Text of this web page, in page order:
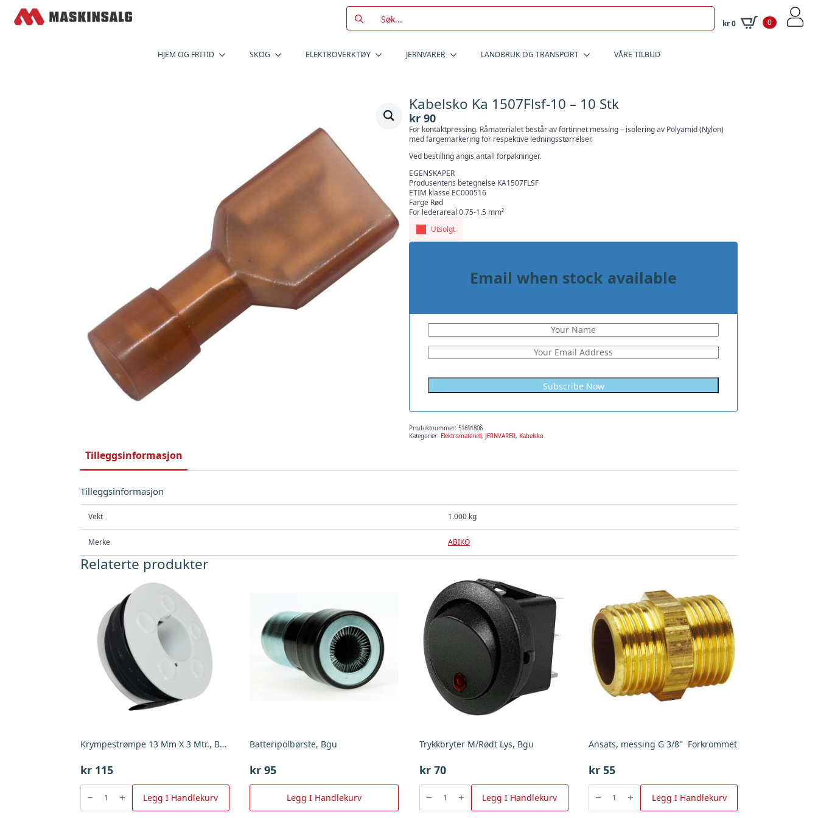
Search
for:
kr0 0
HJEM OG FRITID SKOG ELEKTROVERKTØY JERNVARER LANDBRUK OG TRANSPORT VÅRE TILBUD
Kabelsko Ka 1507Flsf-10 – 10 Stk
kr 90
For kontaktpressing. Råmaterialet består av fortinnet messing – isolering av Polyamid (Nylon)
med fargemarkering for respektive ledningsstørrelser.
Ved bestilling angis antall forpakninger.
EGENSKAPER
Produsentens betegnelse KA1507FLSF
ETIM klasse EC000516
Farge Rød
For lederareal 0.75-1.5 mm²
Utsolgt
Email when stock available
Produktnummer: 51691806
Kategorier: Elektromateriell, JERNVARER, Kabelsko
Tilleggsinformasjon
Tilleggsinformasjon
Vekt 1.000 kg
Merke ABIKO
Relaterte produkter
Krympestrømpe 13 Mm X 3 Mtr., Bgu
kr 115
Krympestrømpe
Mm
X
Legg I Handlekurv
Batteripolbørste, Bgu
kr 95
Legg I Handlekurv
Trykkbryter M/Rødt Lys, Bgu
kr70
Trykkbryter
Lys,
Bgu
Legg I Handlekurv
Ansats, messing G 3/8″ Forkrommet
kr 55
Ansats,
messing
3/8"
Legg I Handlekurv